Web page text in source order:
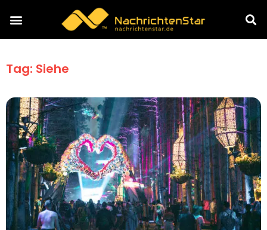
Tag: Siehe